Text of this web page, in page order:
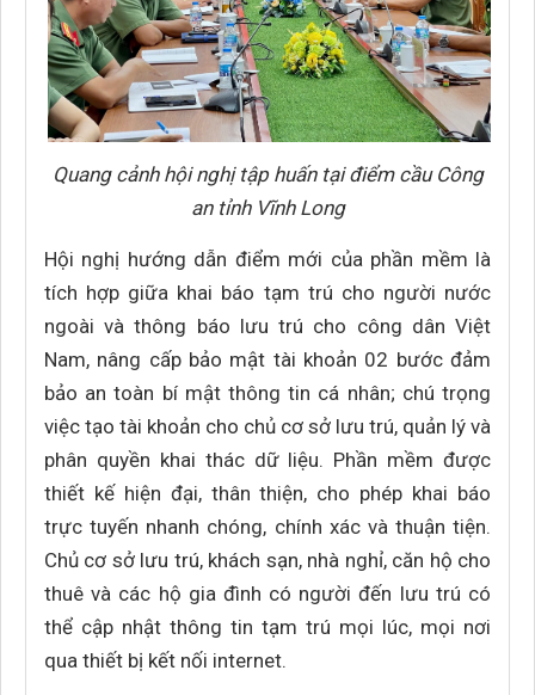
Quang cảnh hội nghị tập huấn tại điểm cầu Công
an tỉnh Vĩnh Long
Hội nghị hướng dẫn điểm mới của phần mềm là
tích hợp giữa khai báo tạm trú cho người nước
ngoài và thông báo lưu trú cho công dân Việt
Nam, nâng cấp bảo mật tài khoản 02 bước đảm
bảo an toàn bí mật thông tin cá nhân; chú trọng
việc tạo tài khoản cho chủ cơ sở lưu trú, quản lý và
phân quyền khai thác dữ liệu. Phần mềm được
thiết kế hiện đại, thân thiện, cho phép khai báo
trực tuyến nhanh chóng, chính xác và thuận tiện.
Chủ cơ sở lưu trú, khách sạn, nhà nghỉ, căn hộ cho
thuê và các hộ gia đình có người đến lưu trú có
thể cập nhật thông tin tạm trú mọi lúc, mọi nơi
qua thiết bị kết nối internet.